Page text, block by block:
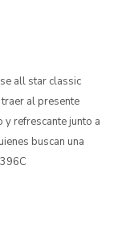
all star classic
al presente
refrescante junto a
buscan una